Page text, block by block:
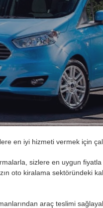
en iyi hizmeti vermek için
sizlere en uygun fiyatla
oto kiralama sektöründeki
araç teslimi